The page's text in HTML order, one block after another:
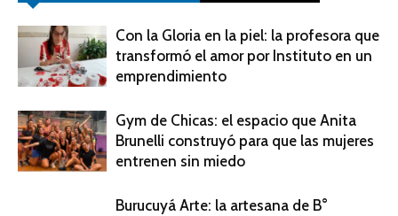
Con la Gloria en la piel: la profesora que
transformó el amor por Instituto en un
emprendimiento
Gym de Chicas: el espacio que Anita
Brunelli construyó para que las mujeres
entrenen sin miedo
Burucuyá Arte: la artesana de B°